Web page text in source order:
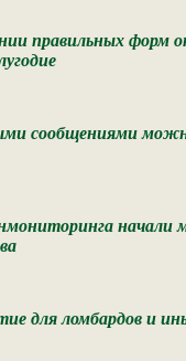
правильных форм
сообщениями
начали
для ломбардов и